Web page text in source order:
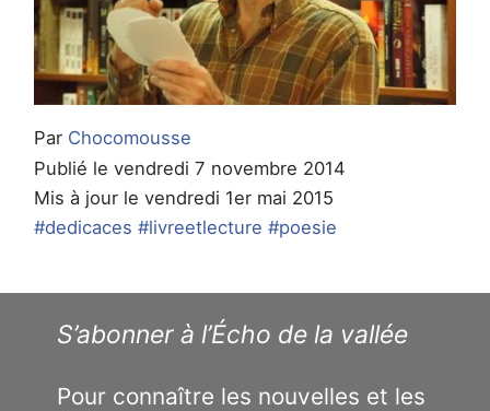
Par Chocomousse
Publié le vendredi 7 novembre 2014
Mis à jour le vendredi 1er mai 2015
#dedicaces #livreetlecture #poesie
S’abonner à l’Écho de la vallée
Pour connaître les nouvelles et les